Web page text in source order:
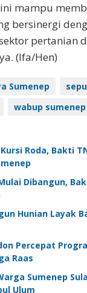
mampu
bersinergi
pertanian
(Ifa/Hen)
Sumenep
wabup sumenep
Roda, Bakti
Dibangun,
Hunian Layak
Percepat
Raas
Sumenep
Ulum